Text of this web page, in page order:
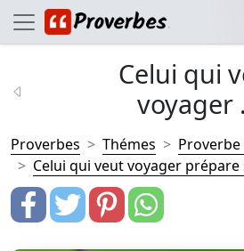
Celui qui
voyager
Proverbes Thémes
Celui qui veut voyager prépare